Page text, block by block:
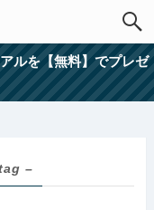
ルを【無料】でプレゼ
–